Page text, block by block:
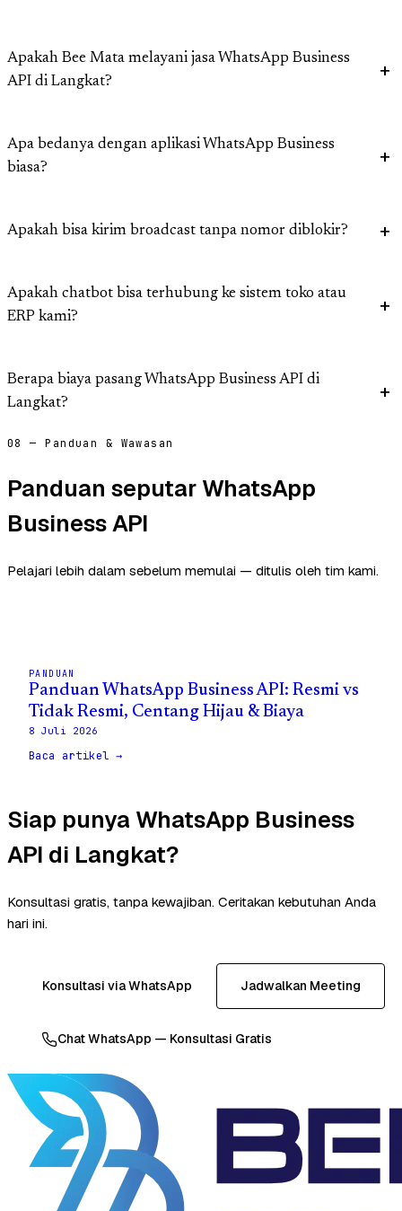
Apakah Bee Mata melayani jasa WhatsApp Business
API di Langkat?
Apa bedanya dengan aplikasi WhatsApp Business
biasa?
Apakah bisa kirim broadcast tanpa nomor diblokir?
Apakah chatbot bisa terhubung ke sistem toko atau
ERP kami?
Berapa biaya pasang WhatsApp Business API di
Langkat?
08 — Panduan & Wawasan
Panduan seputar WhatsApp
Business API
Pelajari lebih dalam sebelum memulai — ditulis oleh tim kami.
PANDUAN
Panduan WhatsApp Business API: Resmi vs
Tidak Resmi, Centang Hijau & Biaya
8 Juli 2026
Baca artikel →
Siap punya WhatsApp Business
API di Langkat?
Konsultasi gratis, tanpa kewajiban. Ceritakan kebutuhan Anda
hari ini.
Konsultasi via WhatsApp Jadwalkan Meeting
Chat WhatsApp — Konsultasi Gratis